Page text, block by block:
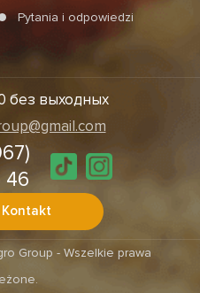
Pytania i odpowiedzi
без выходных
46
Kontakt
Group - Wszelkie prawa